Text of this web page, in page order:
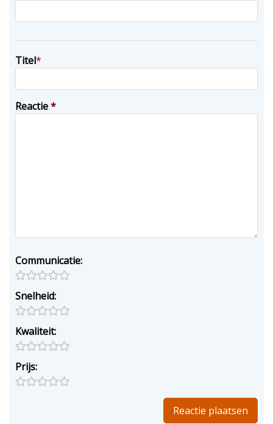
Titel*
Reactie*
Communicatie:
Snelheid:
Kwaliteit:
Prijs: